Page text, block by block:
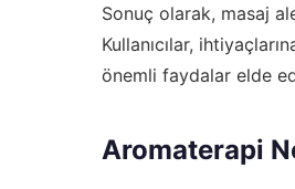
Sonuç olarak, masaj
Kullanıcılar,
önemli faydalar elde
Aromaterapi